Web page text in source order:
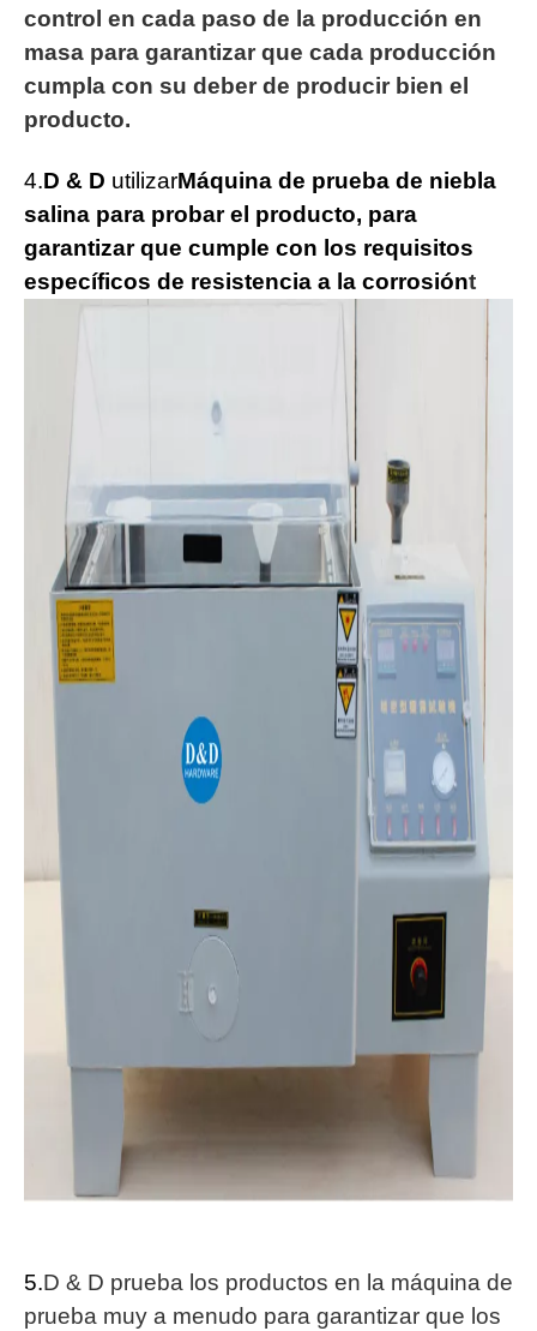
control en cada paso de la producción en
masa para garantizar que cada producción
cumpla con su deber de producir bien el
producto.
4.D & D utilizarMáquina de prueba de niebla
salina para probar el producto, para
garantizar que cumple con los requisitos
específicos de resistencia a la corrosiónt
5.D & D prueba los productos en la máquina de
prueba muy a menudo para garantizar que los